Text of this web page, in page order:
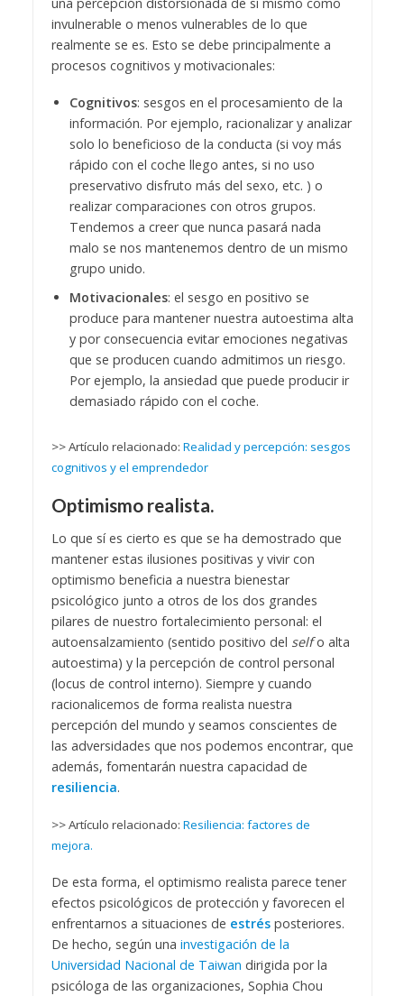
invulnerable o menos vulnerables de lo que
realmente se es. Esto se debe principalmente a
procesos cognitivos y motivacionales:
Cognitivos: sesgos en el procesamiento de la
información. Por ejemplo, racionalizar y analizar
solo lo beneficioso de la conducta (si voy más
rápido con el coche llego antes, si no uso
preservativo disfruto más del sexo, etc. ) o
realizar comparaciones con otros grupos.
Tendemos a creer que nunca pasará nada
malo se nos mantenemos dentro de un mismo
grupo unido.
Motivacionales: el sesgo en positivo se
produce para mantener nuestra autoestima alta
y por consecuencia evitar emociones negativas
que se producen cuando admitimos un riesgo.
Por ejemplo, la ansiedad que puede producir ir
demasiado rápido con el coche.
>> Artículo relacionado: Realidad y percepción: sesgos
cognitivos y el emprendedor
Optimismo realista.
Lo que sí es cierto es que se ha demostrado que
mantener estas ilusiones positivas y vivir con
optimismo beneficia a nuestra bienestar
psicológico junto a otros de los dos grandes
pilares de nuestro fortalecimiento personal: el
autoensalzamiento (sentido positivo del selfo alta
autoestima) y la percepción de control personal
(locus de control interno). Siempre y cuando
racionalicemos de forma realista nuestra
percepción del mundo y seamos conscientes de
las adversidades que nos podemos encontrar, que
además, fomentarán nuestra capacidad de
resiliencia.
>> Artículo relacionado: Resiliencia: factores de
mejora.
De esta forma, el optimismo realista parece tener
efectos psicológicos de protección y favorecen el
enfrentarnos a situaciones de estrésposteriores.
De hecho, según una investigación de la
Universidad Nacional de Taiwan dirigida por la
psicóloga de las organizaciones, Sophia Chou